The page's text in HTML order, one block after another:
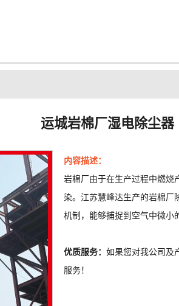
运城岩棉厂湿电除尘器
内容描述：
岩棉厂由于在生产过程中燃烧
染。江苏慧峰达生产的岩棉厂
机制，能够捕捉到空气中微小
优质服务： 如果您对我公司及
服务！